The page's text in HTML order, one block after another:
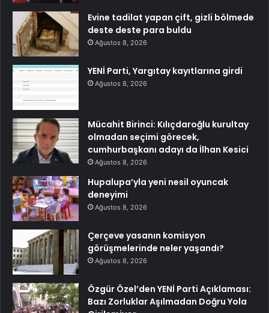
Evine tadilat yapan çift, gizli bölmede
deste deste para buldu
Ağustos 8, 2026
YENİ Parti, Yargıtay kayıtlarına girdi
Ağustos 8, 2026
Mücahit Birinci: Kılıçdaroğlu kurultay
olmadan seçimi görecek,
cumhurbaşkanı adayı da İlhan Kesici
Ağustos 8, 2026
Hupalupa’yla yeni nesil oyuncak
deneyimi
Ağustos 8, 2026
Çerçeve yasanın komisyon
görüşmelerinde neler yaşandı?
Ağustos 8, 2026
Özgür Özel’den YENİ Parti Açıklaması:
Bazı Zorluklar Aşılmadan Doğru Yola